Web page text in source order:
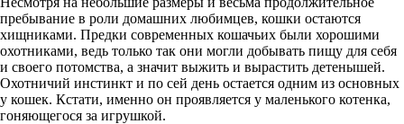
пребывание в роли домашних любимцев, кошки остаются
хищниками. Предки современных кошачьих были хорошими
охотниками, ведь только так они могли добывать пищу для себя
и своего потомства, а значит выжить и вырастить детенышей.
Охотничий инстинкт и по сей день остается одним из основных
у кошек. Кстати, именно он проявляется у маленького котенка,
гоняющегося за игрушкой.